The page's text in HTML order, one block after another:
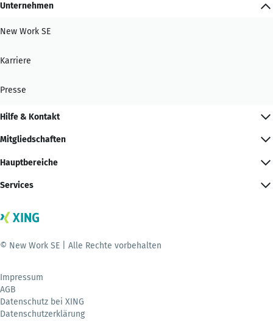
Unternehmen
New Work SE
Karriere
Presse
Hilfe & Kontakt
Mitgliedschaften
Hauptbereiche
Services
© New Work SE | Alle Rechte vorbehalten
Impressum
AGB
Datenschutz bei XING
Datenschutzerklärung